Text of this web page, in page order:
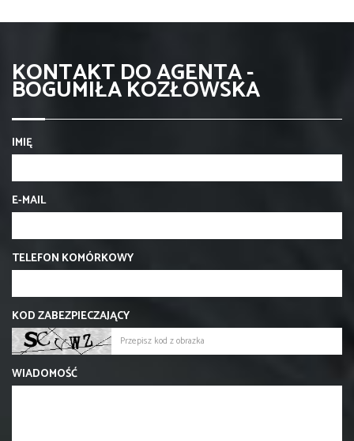
KONTAKT DO AGENTA -
BOGUMIŁA KOZŁOWSKA
IMIĘ
E-MAIL
TELEFON KOMÓRKOWY
KOD ZABEZPIECZAJĄCY
WIADOMOŚĆ